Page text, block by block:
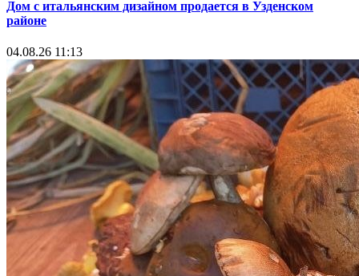
Дом с итальянским дизайном продается в Узденском
районе
04.08.26 11:13